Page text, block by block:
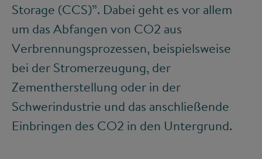
Storage (CCS)”. Dabei geht es vor allem
um das Abfangen von CO2 aus
Verbrennungsprozessen, beispielsweise
bei der Stromerzeugung, der
Zementherstellung oder in der
Schwerindustrie und das anschließende
Einbringen des CO2 in den Untergrund.